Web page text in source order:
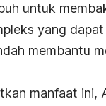
untuk
yang
membantu
manfaat ini,